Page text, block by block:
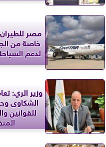
مصر
خاصة من
لدعم
وزير الري:
الشكاوى
للقوانين